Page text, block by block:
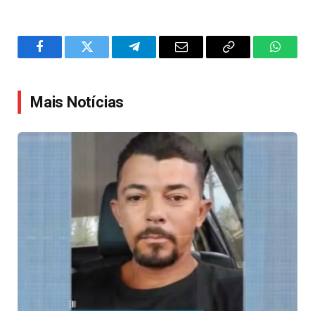
FacebookTwitter TelegramEmail
Copy
Mais Notícias